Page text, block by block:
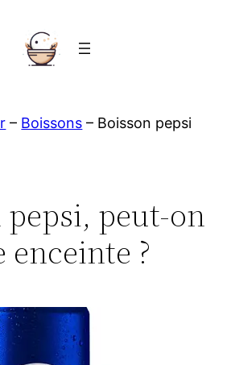
– Boissons – Boisson pepsi
pepsi, peut-on
enceinte ?